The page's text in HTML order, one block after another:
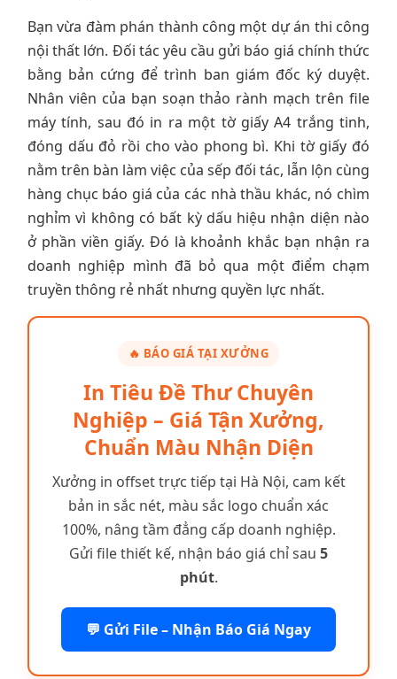
Bạn vừa đàm phán thành công một dự án thi công
nội thất lớn. Đối tác yêu cầu gửi báo giá chính thức
bằng bản cứng để trình ban giám đốc ký duyệt.
Nhân viên của bạn soạn thảo rành mạch trên file
máy tính, sau đó in ra một tờ giấy A4 trắng tinh,
đóng dấu đỏ rồi cho vào phong bì. Khi tờ giấy đó
nằm trên bàn làm việc của sếp đối tác, lẫn lộn cùng
hàng chục báo giá của các nhà thầu khác, nó chìm
nghỉm vì không có bất kỳ dấu hiệu nhận diện nào
ở phần viền giấy. Đó là khoảnh khắc bạn nhận ra
doanh nghiệp mình đã bỏ qua một điểm chạm
truyền thông rẻ nhất nhưng quyền lực nhất.
🔥 BÁO GIÁ TẠI XƯỞNG
In Tiêu Đề Thư Chuyên
Nghiệp – Giá Tận Xưởng,
Chuẩn Màu Nhận Diện
Xưởng in offset trực tiếp tại Hà Nội, cam kết
bản in sắc nét, màu sắc logo chuẩn xác
100%, nâng tầm đẳng cấp doanh nghiệp.
Gửi file thiết kế, nhận báo giá chỉ sau 5
phút.
💬 Gửi File – Nhận Báo Giá Ngay